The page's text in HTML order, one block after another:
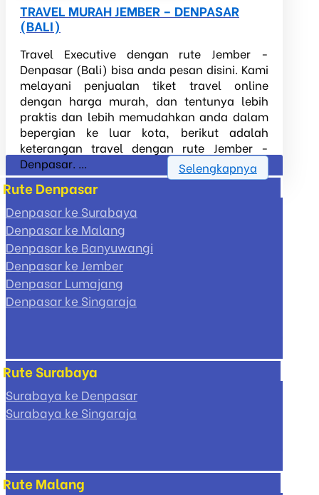
TRAVEL MURAH JEMBER – DENPASAR
(BALI)
Travel Executive dengan rute Jember -
Denpasar (Bali) bisa anda pesan disini. Kami
melayani penjualan tiket travel online
dengan harga murah, dan tentunya lebih
praktis dan lebih memudahkan anda dalam
bepergian ke luar kota, berikut adalah
keterangan travel dengan rute Jember -
Denpasar. ...
Selengkapnya
Rute Denpasar
Denpasar ke Surabaya
Denpasar ke Malang
Denpasar ke Banyuwangi
Denpasar ke Jember
Denpasar Lumajang
Denpasar ke Singaraja
Rute Surabaya
Surabaya ke Denpasar
Surabaya ke Singaraja
Rute Malang